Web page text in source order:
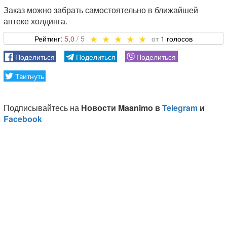
Заказ можно забрать самостоятельно в ближайшей
аптеке холдинга.
5,0 1